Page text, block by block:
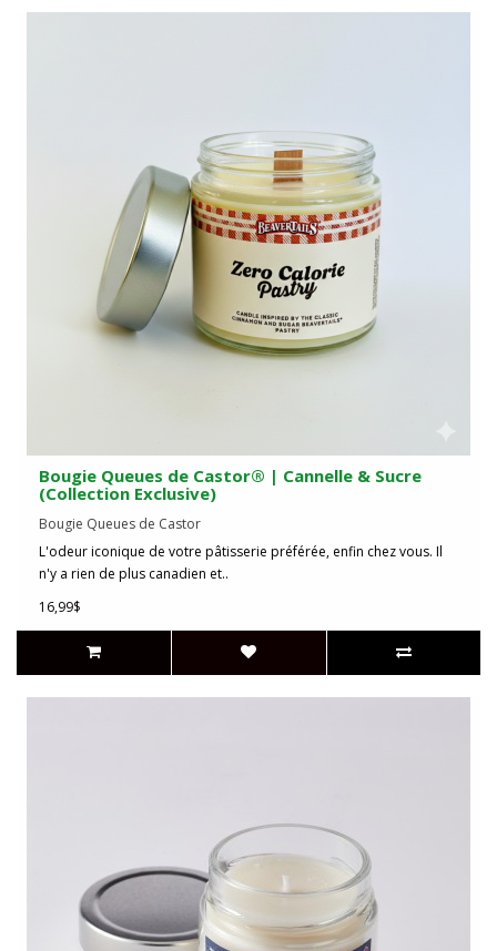
Bougie Queues de Castor® | Cannelle & Sucre
(Collection Exclusive)
Bougie Queues de Castor
L'odeur iconique de votre pâtisserie préférée, enfin chez vous. Il
n'y a rien de plus canadien et..
16,99$